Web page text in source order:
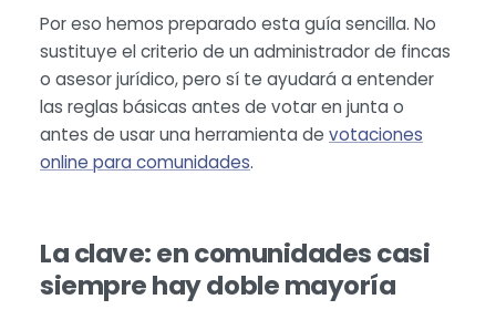
Por eso hemos preparado esta guía sencilla. No
sustituye el criterio de un administrador de fincas
o asesor jurídico, pero sí te ayudará a entender
las reglas básicas antes de votar en junta o
antes de usar una herramienta de votaciones
online para comunidades.
La clave: en comunidades casi
siempre hay doble mayoría